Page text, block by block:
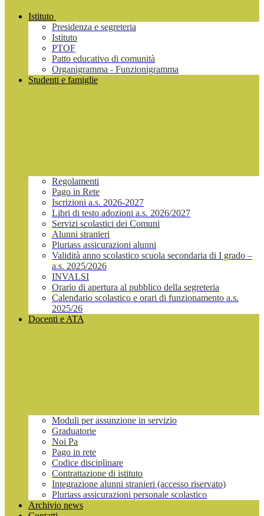
Istituto
Presidenza e segreteria
Istituto
PTOF
Patto educativo di comunità
Organigramma - Funzionigramma
Studenti e famiglie
Regolamenti
Pago in Rete
Iscrizioni a.s. 2026-2027
Libri di testo adozioni a.s. 2026/2027
Servizi scolastici dei Comuni
Alunni stranieri
Pluriass assicurazioni alunni
Validità anno scolastico scuola secondaria di I grado –
a.s. 2025/2026
INVALSI
Orario di apertura al pubblico della segreteria
Calendario scolastico e orari di funzionamento a.s.
2025/26
Docenti e ATA
Moduli per assunzione in servizio
Graduatorie
Noi Pa
Pago in rete
Codice disciplinare
Contrattazione di istituto
Integrazione alunni stranieri (accesso riservato)
Pluriass assicurazioni personale scolastico
Archivio news